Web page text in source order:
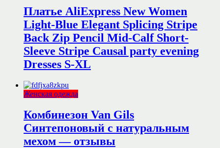
Платье AliExpress New Women
Light-Blue Elegant Splicing Stripe
Back Zip Pencil Mid-Calf Short-
Sleeve Stripe Causal party evening
Dresses S-XL
Женская одежда
Комбинезон Van Gils
Синтепоновый с натуральным
мехом — отзывы